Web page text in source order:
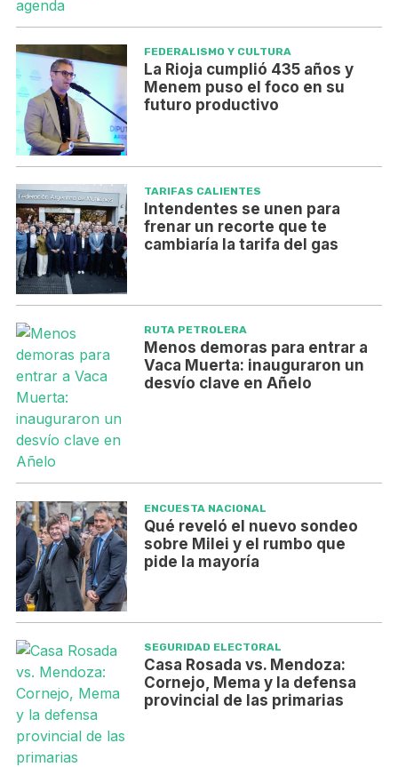
FEDERALISMO Y CULTURA
La Rioja cumplió 435 años y
Menem puso el foco en su
futuro productivo
TARIFAS CALIENTES
Intendentes se unen para
frenar un recorte que te
cambiaría la tarifa del gas
RUTA PETROLERA
Menos demoras para entrar a
Vaca Muerta: inauguraron un
desvío clave en Añelo
ENCUESTA NACIONAL
Qué reveló el nuevo sondeo
sobre Milei y el rumbo que
pide la mayoría
SEGURIDAD ELECTORAL
Casa Rosada vs. Mendoza:
Cornejo, Mema y la defensa
provincial de las primarias